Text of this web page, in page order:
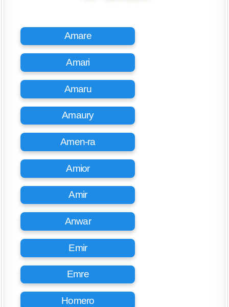
Amare
Amari
Amaru
Amaury
Amen-ra
Amior
Amir
Anwar
Emir
Emre
Homero